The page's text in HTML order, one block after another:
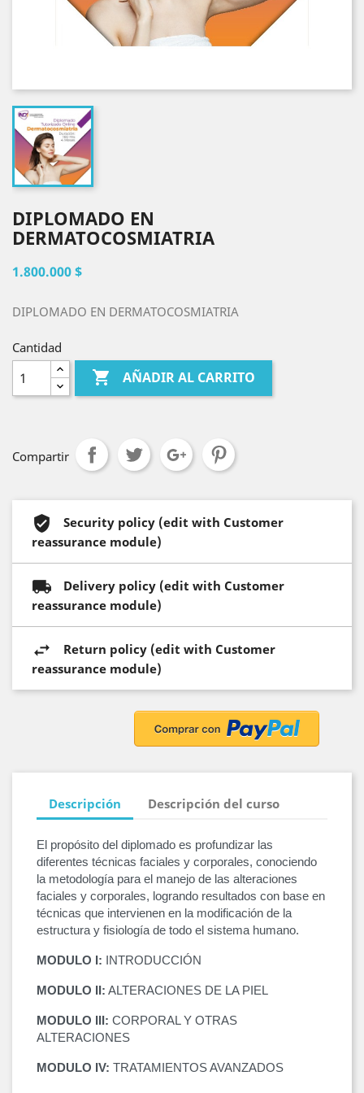
DIPLOMADO EN
DERMATOCOSMIATRIA
1.800.000 $
DIPLOMADO EN DERMATOCOSMIATRIA
Cantidad
 AÑADIR AL CARRITO
Compartir
Security policy (edit with Customer
reassurance module)
Delivery policy (edit with Customer
reassurance module)
Return policy (edit with Customer
reassurance module)
Descripción Descripción del curso
El propósito del diplomado es profundizar las
diferentes técnicas faciales y corporales, conociendo
la metodología para el manejo de las alteraciones
faciales y corporales, logrando resultados con base en
técnicas que intervienen en la modificación de la
estructura y fisiología de todo el sistema humano.
MODULO I: INTRODUCCIÓN
MODULO II: ALTERACIONES DE LA PIEL
MODULO III: CORPORAL Y OTRAS
ALTERACIONES
MODULO IV: TRATAMIENTOS AVANZADOS